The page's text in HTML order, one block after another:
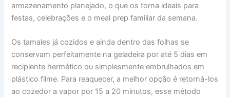
armazenamento planejado, o que os torna ideais para
festas, celebrações e o meal prep familiar da semana.
Os tamales já cozidos e ainda dentro das folhas se
conservam perfeitamente na geladeira por até 5 dias em
recipiente hermético ou simplesmente embrulhados em
plástico filme. Para reaquecer, a melhor opção é retorná-los
ao cozedor a vapor por 15 a 20 minutos, esse método